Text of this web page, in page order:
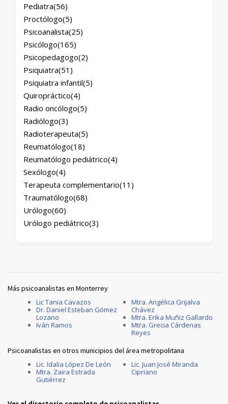
Pediatra(56)
Proctólogo(5)
Psicoanalista(25)
Psicólogo(165)
Psicopedagogo(2)
Psiquiatra(51)
Psiquiatra infantil(5)
Quiropráctico(4)
Radio oncólogo(5)
Radiólogo(3)
Radioterapeuta(5)
Reumatólogo(18)
Reumatólogo pediátrico(4)
Sexólogo(4)
Terapeuta complementario(11)
Traumatólogo(68)
Urólogo(60)
Urólogo pediátrico(3)
Más psicoanalistas en Monterrey
Lic Tania Cavazos
Dr. Daniel Esteban Gómez
Lozano
Iván Ramos
Mtra. Angélica Grijalva
Chávez
Mtra. Erika Muñiz Gallardo
Mtra. Grecia Cárdenas
Reyes
Psicoanalistas en otros municipios del área metropolitana
Lic. Idalia López De León
Mtra. Zaira Estrada
Gutiérrez
Lic. Juan José Miranda
Cipriano